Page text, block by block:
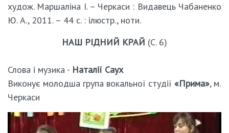
худож. Маршаліна І. – Черкаси : Видавець Чабаненко
Ю. А., 2011. – 44 с. : ілюстр., ноти.
НАШ РІДНИЙ КРАЙ (С. 6)
Слова і музика - Наталії Саух
Виконує молодша група вокальної студії «Прима», м.
Черкаси